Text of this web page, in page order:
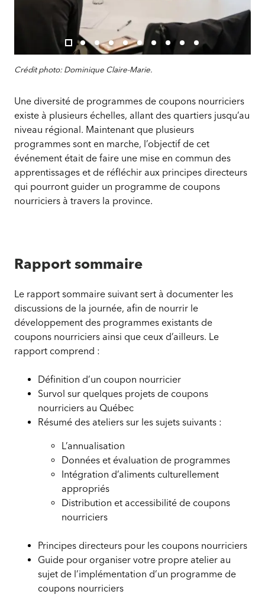
Crédit photo: Dominique Claire-Marie.
Une diversité de programmes de coupons nourriciers
existe à plusieurs échelles, allant des quartiers jusqu’au
niveau régional. Maintenant que plusieurs
programmes sont en marche, l’objectif de cet
événement était de faire une mise en commun des
apprentissages et de réfléchir aux principes directeurs
qui pourront guider un programme de coupons
nourriciers à travers la province.
Rapport sommaire
Le rapport sommaire suivant sert à documenter les
discussions de la journée, afin de nourrir le
développement des programmes existants de
coupons nourriciers ainsi que ceux d’ailleurs. Le
rapport comprend :
Définition d’un coupon nourricier
Survol sur quelques projets de coupons
nourriciers au Québec
Résumé des ateliers sur les sujets suivants :
L’annualisation
Données et évaluation de programmes
Intégration d’aliments culturellement
appropriés
Distribution et accessibilité de coupons
nourriciers
Principes directeurs pour les coupons nourriciers
Guide pour organiser votre propre atelier au
sujet de l’implémentation d’un programme de
coupons nourriciers